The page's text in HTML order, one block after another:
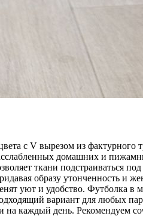
с V вырезом из фактурного
домашних и
ткани подстраиваться
образу утонченность и
уют и удобство. Футболка в
вариант для любых
на каждый день. Рекомендуем